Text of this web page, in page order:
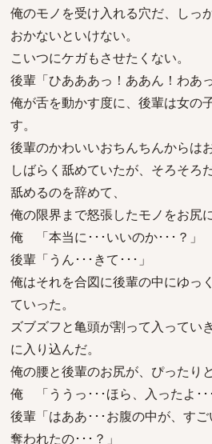
俺のモノを受け入れる穴だ、しっ
おかないといけない。
こいつにケガもさせたくない。
後輩「ひあああっ！ああん！わあ
俺が舌を動かす度に、後輩は女の
す。
後輩のかわいいおちんちんからは
しばらく舐めていたが、そろそろ
舐めるのを辞めて、
俺の限界まで怒張したモノをお尻
俺 「本当に･･･いいのか･･･？」
後輩「うん･･･きて･･･」
俺はそれを合図に後輩の中にゆっ
ていった。
ズブズフと亀頭が割って入ってい
に入り込んだ。
俺の腰と後輩のお尻が、ぴったり
俺 「ううっ･･･ほら、入ったよ･･･
後輩「はああ･･･お腹の中が、す
奪われたの･･･？」